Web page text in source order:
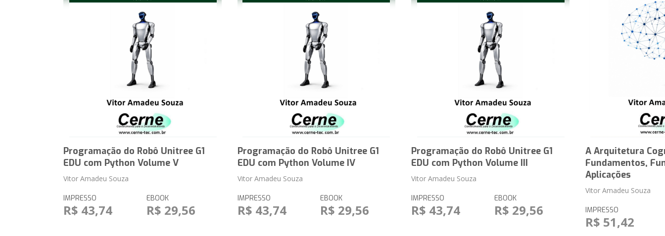
Programação do Robô Unitree G1
EDU com Python Volume V
Vitor Amadeu Souza
IMPRESSO
R$ 43,74
EBOOK
R$ 29,56
Programação do Robô Unitree G1
EDU com Python Volume IV
Vitor Amadeu Souza
IMPRESSO
R$ 43,74
EBOOK
R$ 29,56
Programação do Robô Unitree G1
EDU com Python Volume III
Vitor Amadeu Souza
IMPRESSO
R$ 43,74
EBOOK
R$ 29,56
A Arquitetura
Fundamentos,
Aplicações
Vitor Amadeu Souza
IMPRESSO
R$ 51,42